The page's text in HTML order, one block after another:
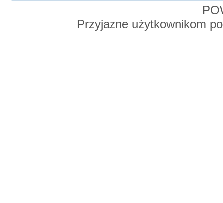
Przyjazne użytkownikom